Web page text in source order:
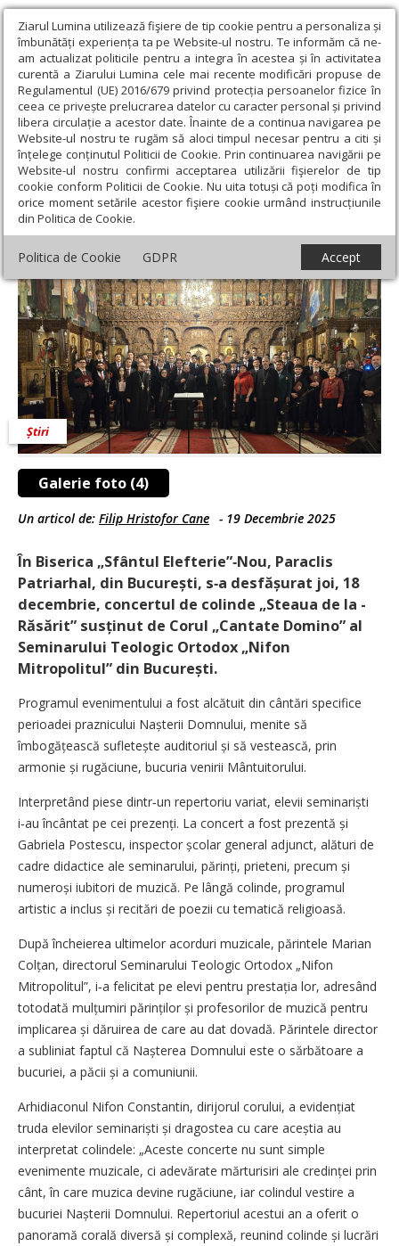
Ziarul Lumina utilizează fişiere de tip cookie pentru a personaliza și
îmbunătăți experiența ta pe Website-ul nostru. Te informăm că ne-
am actualizat politicile pentru a integra în acestea și în activitatea
curentă a Ziarului Lumina cele mai recente modificări propuse de
Regulamentul (UE) 2016/679 privind protecția persoanelor fizice în
ceea ce privește prelucrarea datelor cu caracter personal și privind
libera circulație a acestor date. Înainte de a continua navigarea pe
Website-ul nostru te rugăm să aloci timpul necesar pentru a citi și
înțelege conținutul Politicii de Cookie. Prin continuarea navigării pe
Website-ul nostru confirmi acceptarea utilizării fişierelor de tip
cookie conform Politicii de Cookie. Nu uita totuși că poți modifica în
orice moment setările acestor fişiere cookie urmând instrucțiunile
din Politica de Cookie.
Politica de Cookie GDPR Accept
Ziarul Lumina › Actualitate religioasă › Știri › Concertul „Steaua
de la ­Răsărit” la Biserica „Sfântul Elefterie”‑Nou
Concertul „Steaua de la ­Răsărit” la Biserica
„Sfântul Elefterie”‑Nou
Galerie foto (4)
Știri
Un articol de: Filip Hristofor Cane - 19 Decembrie 2025
În Biserica „Sfântul Elefterie”‑Nou, Paraclis
Patriarhal, din București, s‑a desfășurat joi, 18
decembrie, concertul de colinde „Steaua de la ­
Răsărit” susținut de Corul „Cantate Domino” al
Seminarului Teologic Ortodox „Nifon
Mitropolitul” din București.
Programul evenimentului a fost alcătuit din cântări specifice
perioadei praznicului Nașterii Domnului, menite să
îmbogățească sufletește auditoriul și să vestească, prin
armonie și rugăciune, bucuria venirii Mântuitorului.
Interpretând piese dintr‑un repertoriu variat, elevii seminariști
i‑au încântat pe cei prezenți. La concert a fost prezentă și
Gabriela Postescu, inspector școlar general adjunct, alături de
cadre didactice ale seminarului, părinți, prieteni, precum și
numeroși iubitori de muzică. Pe lângă colinde, programul
artistic a inclus și recitări de poezii cu tematică religioasă.
După încheierea ultimelor acorduri muzicale, părintele Marian
Colțan, directorul Seminarului Teologic Ortodox „Nifon
Mitropolitul”, i‑a felicitat pe elevi pentru prestația lor, adresând
totodată mulțumiri părinților și profesorilor de muzică pentru
implicarea și dăruirea de care au dat dovadă. Părintele director
a subliniat faptul că Nașterea Domnului este o sărbătoare a
bucuriei, a păcii și a comuniunii.
Arhidiaconul Nifon Constantin, dirijorul corului, a eviden­țiat
truda elevilor seminariști și dragostea cu care aceștia au
interpretat colindele: „Aceste concerte nu sunt simple
evenimente muzicale, ci adevărate mărturisiri ale credinței prin
cânt, în care muzica devine rugăciune, iar colindul vestire a
bucuriei Nașterii Domnului. Repertoriul acestui an a oferit o
panoramă corală diversă și complexă, reunind colinde și lucrări